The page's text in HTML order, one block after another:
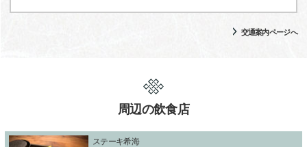
交通案内ページへ
周辺の飲食店
ステーキ希海